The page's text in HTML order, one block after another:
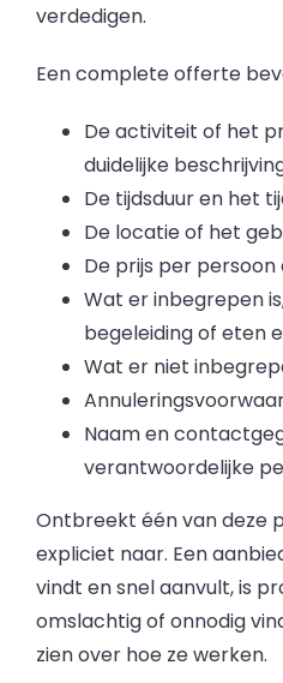
verdedigen.
Een complete offerte
De activiteit of het
duidelijke
De tijdsduur en het
De locatie of het
De prijs per
Wat er inbegrepen
begeleiding of eten
Wat er niet
Naam en
verantwoordelijke
Ontbreekt één van deze
expliciet naar. Een
vindt en snel aanvult, is
omslachtig of onnodig
zien over hoe ze werken.